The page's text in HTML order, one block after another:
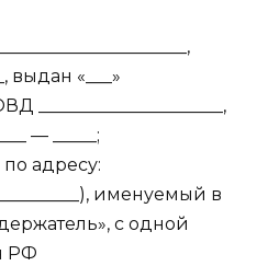
выдан «___»
_____________________,
— _____;
адресу:
именуемый в
с одной
РФ